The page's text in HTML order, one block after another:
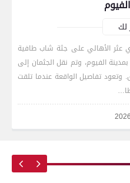
لك
عثر الأهالي على جثة شاب طافية
الفيوم، وتم نقل الجثمان إلى
تفاصيل الواقعة عندما تلقت
لكأس الكونفدرالية